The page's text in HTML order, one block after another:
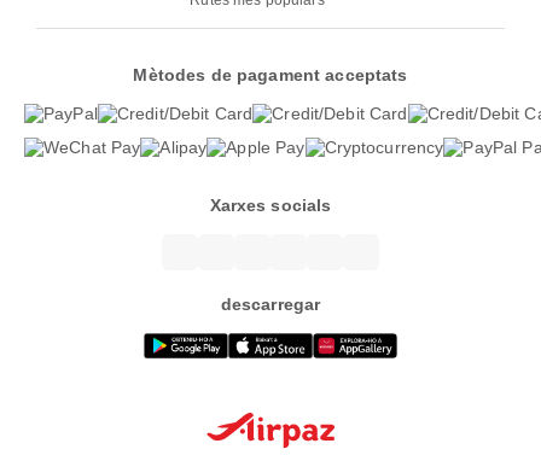
Mètodes de pagament acceptats
Xarxes socials
descarregar